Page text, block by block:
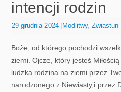
intencji rodzin
29 grudnia 2024 Modlitwy, Zwiastun
Boże, od którego pochodzi
ziemi. Ojcze, który jesteś
ludzka rodzina na ziemi przez
narodzonego z Niewiasty,i przez